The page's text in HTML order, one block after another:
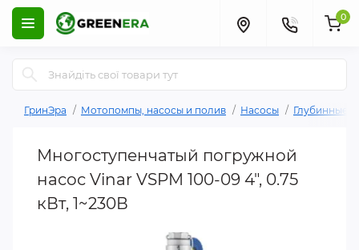
0
ГринЭра Мотопомпы, насосы и полив Насосы Глубинные
Многоступенчатый погружной
насос Vinar VSPM 100-09 4", 0.75
кВт, 1~230В